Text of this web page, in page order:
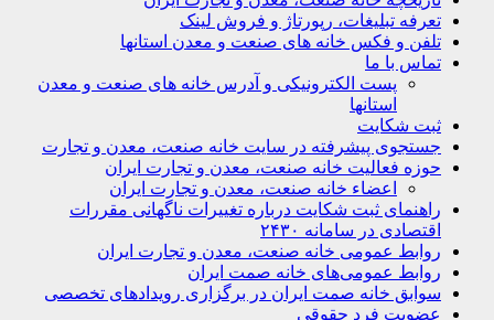
تعرفه تبلیغات، رپورتاژ و فروش لینک
تلفن و فکس خانه های صنعت و معدن استانها
تماس با ما
پست الکترونیکی و آدرس خانه های صنعت و معدن
استانها
ثبت شکایت
جستجوی پیشرفته در سایت خانه صنعت، معدن و تجارت
حوزه فعالیت خانه صنعت، معدن و تجارت ایران
اعضاء خانه صنعت، معدن و تجارت ایران
راهنمای ثبت شکایت درباره تغییرات ناگهانی مقررات
اقتصادی در سامانه ۲۴۳۰
روابط عمومی خانه صنعت، معدن و تجارت ایران
روابط عمومی‌های خانه صمت ایران
سوابق خانه صمت ایران در برگزاری رویدادهای تخصصی
عضویت فرد حقوقی